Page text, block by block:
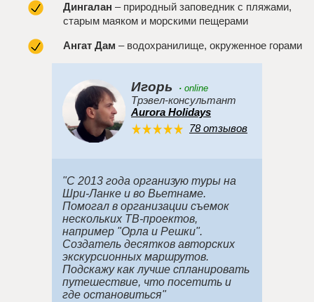
Дингалан – природный заповедник с пляжами,
старым маяком и морскими пещерами
Ангат Дам – водохранилище, окруженное горами
Игорь · online
Трэвел-консультант
Aurora Holidays
78 отзывов
"С 2013 года организую туры на
Шри-Ланке и во Вьетнаме.
Помогал в организации съемок
нескольких ТВ-проектов,
например "Орла и Решки".
Создатель десятков авторских
экскурсионных маршрутов.
Подскажу как лучше спланировать
путешествие, что посетить и
где остановиться"